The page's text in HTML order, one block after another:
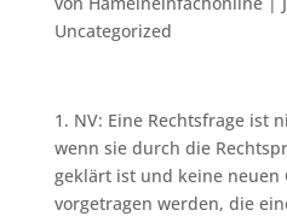
Uncategorized
1. NV: Eine Rechtsfrage ist
wenn sie durch die
geklärt ist und keine neuen
vorgetragen werden, die